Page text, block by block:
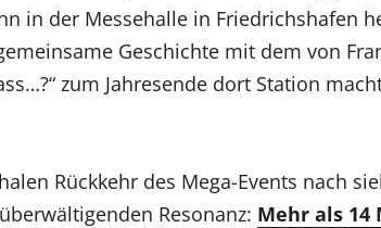
in der Messehalle in Friedrichshafen
Geschichte mit dem von
zum Jahresende dort Station
Rückkehr des Mega-Events nach
Resonanz: Mehr als